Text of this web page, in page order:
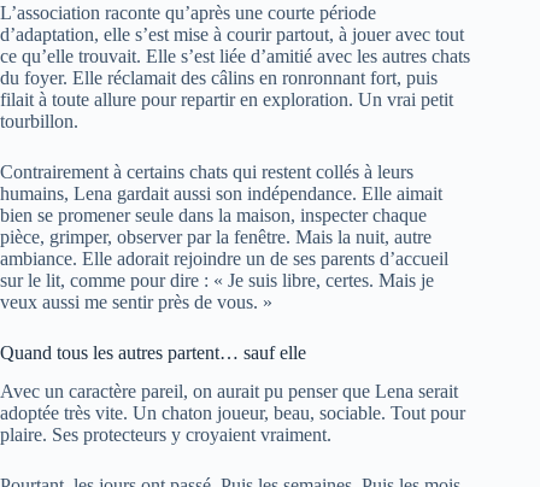
L’association raconte qu’après une courte période
d’adaptation, elle s’est mise à courir partout, à jouer avec tout
ce qu’elle trouvait. Elle s’est liée d’amitié avec les autres chats
du foyer. Elle réclamait des câlins en ronronnant fort, puis
filait à toute allure pour repartir en exploration. Un vrai petit
tourbillon.
Contrairement à certains chats qui restent collés à leurs
humains, Lena gardait aussi son indépendance. Elle aimait
bien se promener seule dans la maison, inspecter chaque
pièce, grimper, observer par la fenêtre. Mais la nuit, autre
ambiance. Elle adorait rejoindre un de ses parents d’accueil
sur le lit, comme pour dire : « Je suis libre, certes. Mais je
veux aussi me sentir près de vous. »
Quand tous les autres partent… sauf elle
Avec un caractère pareil, on aurait pu penser que Lena serait
adoptée très vite. Un chaton joueur, beau, sociable. Tout pour
plaire. Ses protecteurs y croyaient vraiment.